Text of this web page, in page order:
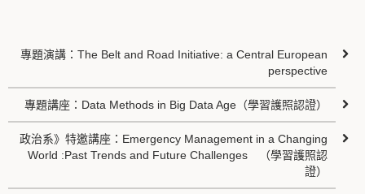
專題演講：The Belt and Road Initiative: a Central European
perspective
專題講座：Data Methods in Big Data Age（學習護照認證）
政治系》特邀講座：Emergency Management in a Changing
World :Past Trends and Future Challenges （學習護照認
證）